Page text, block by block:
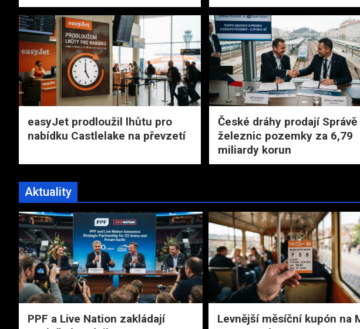
easyJet prodloužil lhůtu pro
nabídku Castlelake na převzetí
České dráhy prodají Správě
železnic pozemky za 6,79
miliardy korun
Aktuality
PPF a Live Nation zakládají
Levnější měsíční kupón na